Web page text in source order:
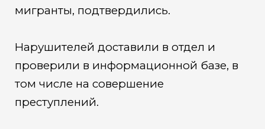
мигранты, подтвердились.
Нарушителей доставили в отдел и
проверили в информационной базе, в
том числе на совершение
преступлений.